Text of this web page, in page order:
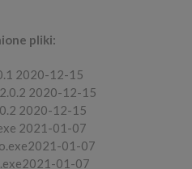
pliki:
2020-12-15
2020-12-15
2020-12-15
2021-01-07
01-07
01-07